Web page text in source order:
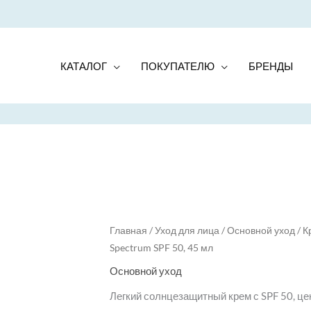
КАТАЛОГ ПОКУПАТЕЛЮ БРЕНДЫ
Главная /Уход для лица /Основной уход /
Spectrum SPF 50, 45 мл
Основной уход
Легкий солнцезащитный крем с SPF 50,